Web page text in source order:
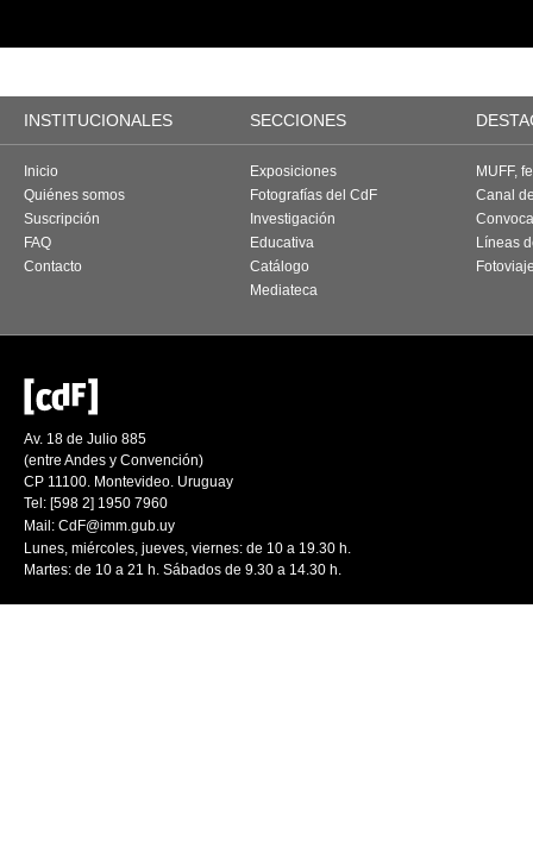
INSTITUCIONALES SECCIONES
Inicio
Quiénes somos
Suscripción
FAQ
Contacto
Exposiciones
Fotografías del CdF
Investigación
Educativa
Catálogo
Mediateca
MUFF,
Canal
Líneas
Av. 18 de Julio 885
(entre Andes y Convención)
CP 11100. Montevideo. Uruguay
Tel: [598 2] 1950 7960
Mail: CdF@imm.gub.uy
Lunes, miércoles, jueves, viernes: de 10 a 19.30 h.
Martes: de 10 a 21 h. Sábados de 9.30 a 14.30 h.